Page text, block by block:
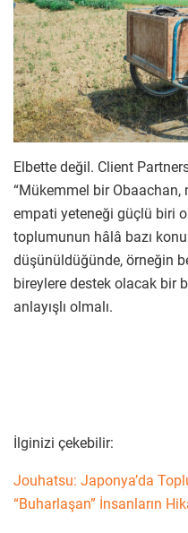
Elbette değil. Client
“Mükemmel bir Obaachan,
empati yeteneği güçlü biri
toplumunun hâlâ bazı
düşünüldüğünde, örneğin
bireylere destek olacak bir
anlayışlı olmalı.
İlginizi çekebilir:
Jouhatsu: Japonya’da
“Buharlaşan” İnsanların